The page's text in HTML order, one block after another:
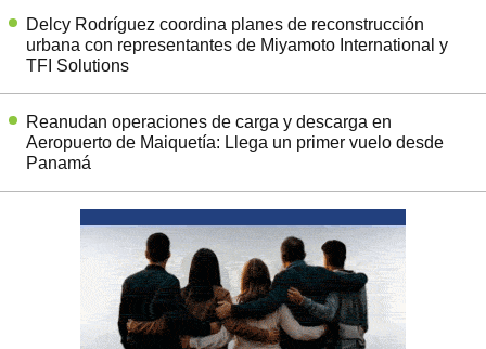
Delcy Rodríguez coordina planes de reconstrucción
urbana con representantes de Miyamoto International y
TFI Solutions
Reanudan operaciones de carga y descarga en
Aeropuerto de Maiquetía: Llega un primer vuelo desde
Panamá